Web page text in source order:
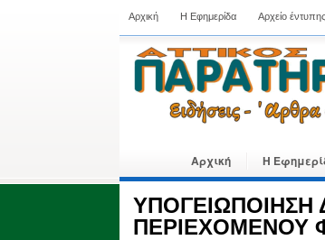
Αρχική Η Εφημερίδα Αρχείο
Αρχική Η
ΥΠΟΓΕΙΩΠΟΙΗΣΗ
ΠΕΡΙΕΧΟΜΕΝΟΥ